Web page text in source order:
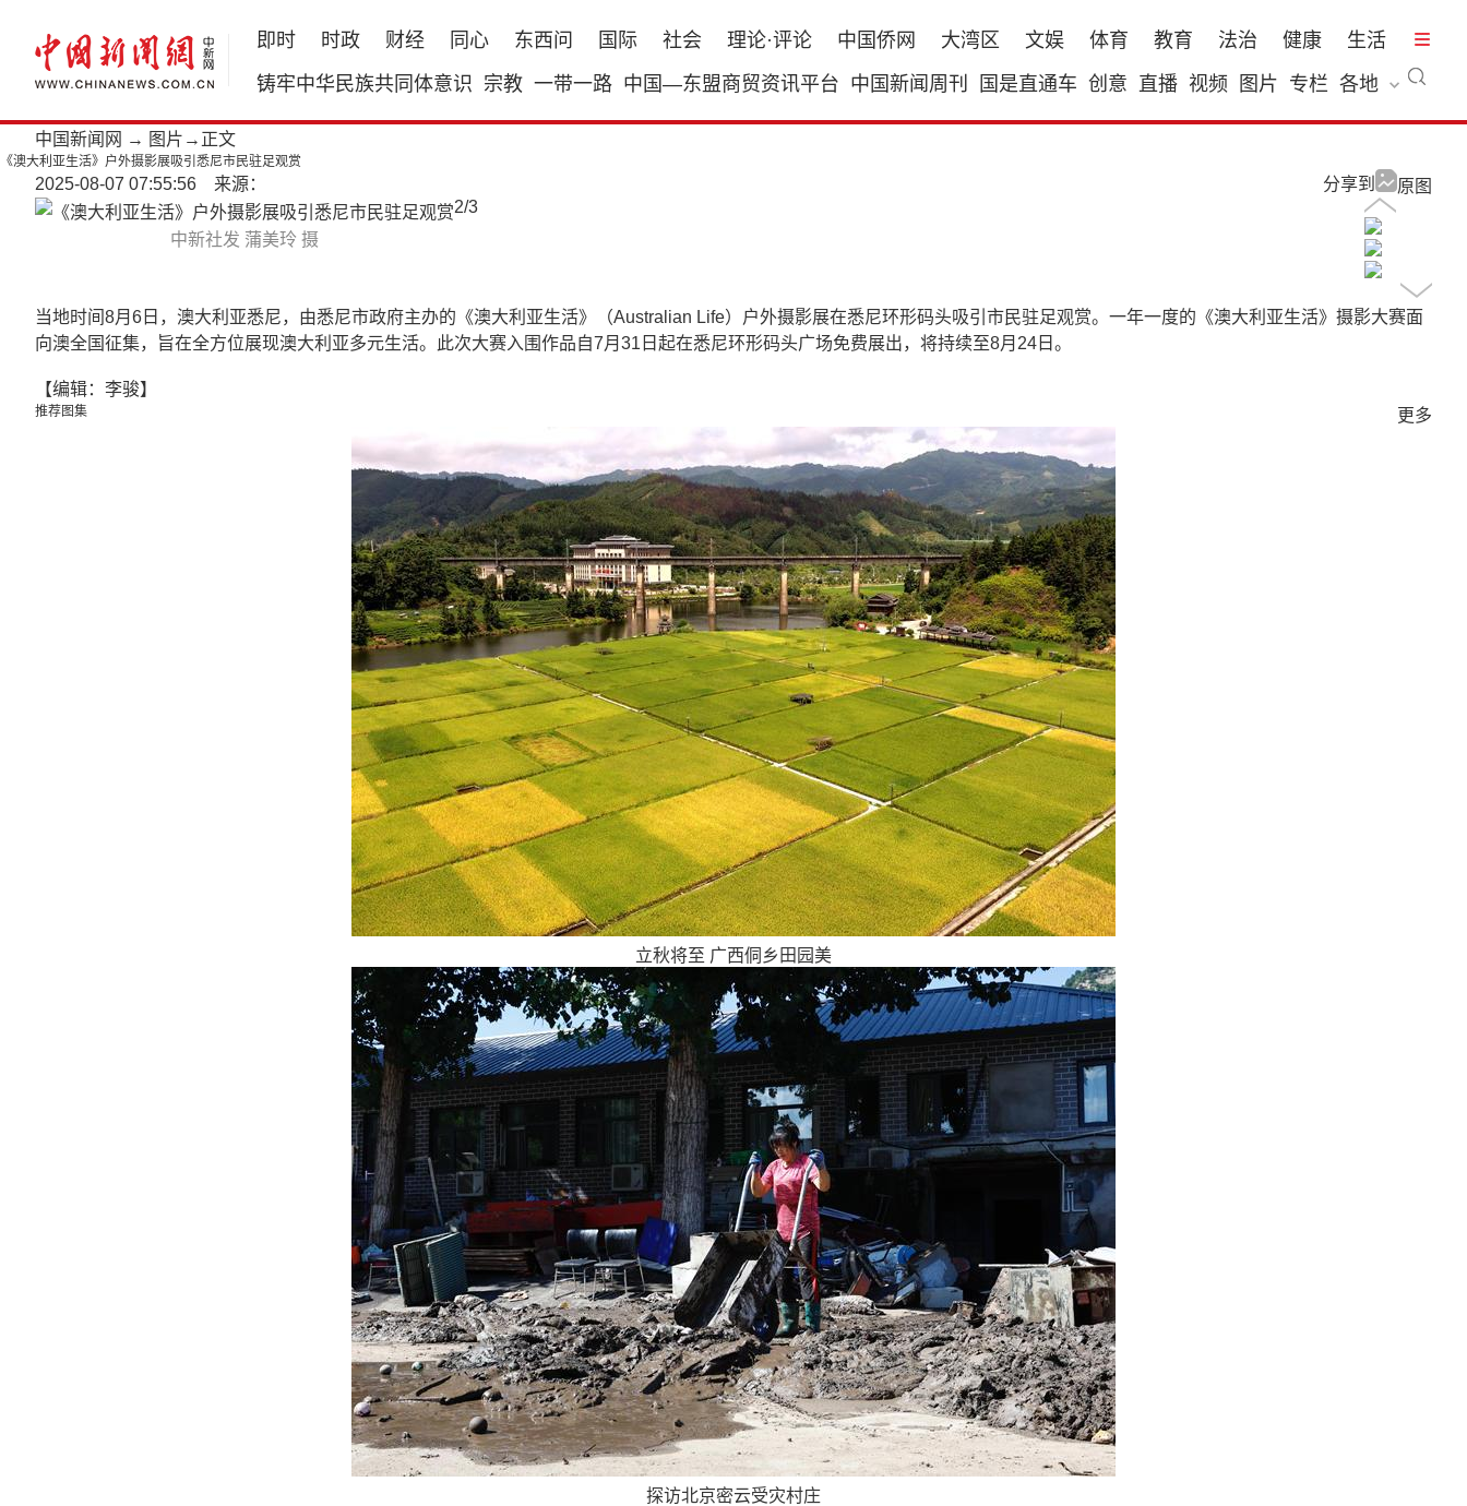
即时 时政 财经 同心 东西问 国际 社会 理论·评论 中国侨网 大湾区 文娱 体育 教育 法治 健康
生活
铸牢中华民族共同体意识 宗教 一带一路 中国—东盟商贸资讯平台 中国新闻周刊 国是直通车 创意 直播 视频 图片 专栏 各地
中国新闻网 → 图片 →正文
《澳大利亚生活》户外摄影展吸引悉尼市民驻足观赏
2025-08-07 07:55:56 来源： 原图
分享到
中新社发 蒲美玲 摄
2/3
当地时间8月6日，澳大利亚悉尼，由悉尼市政府主办的《澳大利亚生活》（Australian Life）户外摄影展在悉尼环形码头吸引市民驻足观赏。一年一度的《澳大利亚生活》摄影大赛面
向澳全国征集，旨在全方位展现澳大利亚多元生活。此次大赛入围作品自7月31日起在悉尼环形码头广场免费展出，将持续至8月24日。
【编辑：李骏】
推荐图集 更多
立秋将至 广西侗乡田园美
探访北京密云受灾村庄